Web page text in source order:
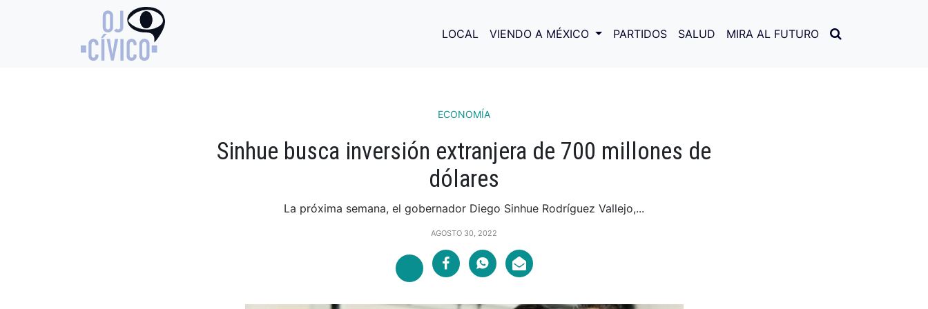
LOCAL VIENDO A MÉXICO PARTIDOS SALUD MIRA AL FUTURO
ECONOMÍA
Sinhue busca inversión extranjera de 700 millones de
dólares
La próxima semana, el gobernador Diego Sinhue Rodríguez Vallejo,...
AGOSTO 30, 2022